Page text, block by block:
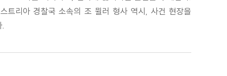
트리아 경찰국 소속의 조 뮐러 형사 역시, 사건 현장을